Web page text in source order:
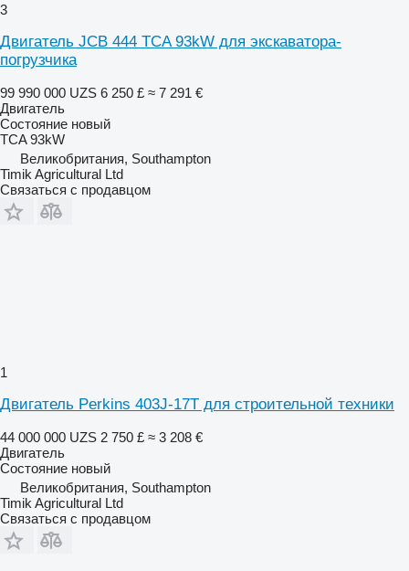
3
Двигатель JCB 444 TCA 93kW для экскаватора-
погрузчика
99 990 000 UZS 6 250 £ ≈ 7 291 €
Двигатель
Состояние новый
TCA 93kW
Великобритания, Southampton
Timik Agricultural Ltd
Связаться с продавцом
1
Двигатель Perkins 403J-17T для строительной техники
44 000 000 UZS 2 750 £ ≈ 3 208 €
Двигатель
Состояние новый
Великобритания, Southampton
Timik Agricultural Ltd
Связаться с продавцом